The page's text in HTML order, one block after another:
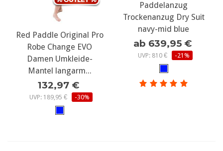
Red Paddle Original Pro
Robe Change EVO
Damen Umkleide-
Mantel langarm...
132,97 €
UVP: 189,95 € -30%
Paddelanzug
Trockenanzug Dry Suit
navy-mid blue
ab 639,95 €
UVP: 810 € -21%